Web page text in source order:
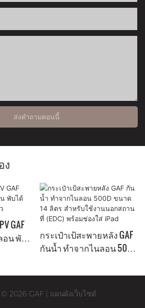
ส่งคำถามตอนนี้
ง
GAF
อน พับ
กระเป๋าเป้สะพายหลัง GAF
กันน้ำ ทำจากไนลอน 500D
งานนอกสถานที่ (EDC)
พร้อมช่องใส่ iPad
2026 GAF | แผนผังเว็บไซต์